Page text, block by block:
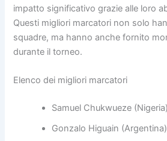
impatto significativo grazie alle loro
Questi migliori marcatori non solo
squadre, ma hanno anche fornito
durante il torneo.
Elenco dei migliori marcatori
Samuel Chukwueze (Nigeria)
Gonzalo Higuain (Argentina)